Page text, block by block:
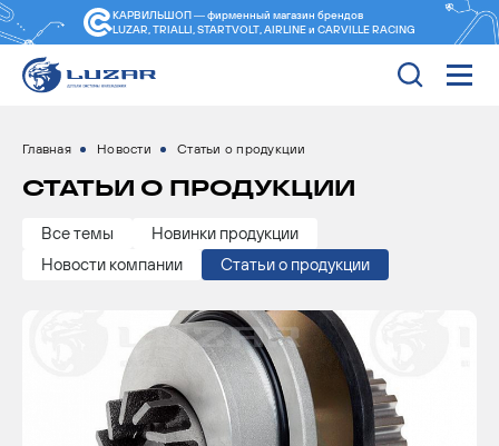
КАРВИЛЬШОП — фирменный магазин брендов
LUZAR, TRIALLI, STARTVOLT, AIRLINE и CARVILLE RACING
Главная Новости Статьи о продукции
СТАТЬИ О ПРОДУКЦИИ
Все темы
Новинки продукции
Новости компании
Статьи о продукции